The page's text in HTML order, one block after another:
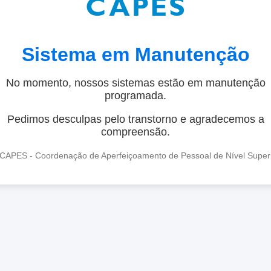
Sistema em Manutenção
No momento, nossos sistemas estão em manutenção
programada.
Pedimos desculpas pelo transtorno e agradecemos a
compreensão.
- Coordenação de Aperfeiçoamento de Pessoal de Nível